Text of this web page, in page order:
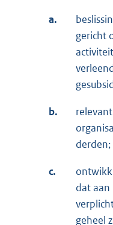
a.
gericht
b.
derden;
c.
dat aan
geheel